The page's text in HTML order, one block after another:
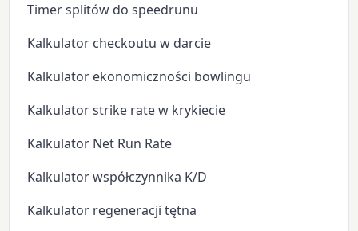
Timer splitów do speedrunu
Kalkulator checkoutu w darcie
Kalkulator ekonomiczności bowlingu
Kalkulator strike rate w krykiecie
Kalkulator Net Run Rate
Kalkulator współczynnika K/D
Kalkulator regeneracji tętna